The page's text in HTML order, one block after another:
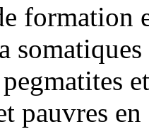
formation
pegmatites
pauvres en